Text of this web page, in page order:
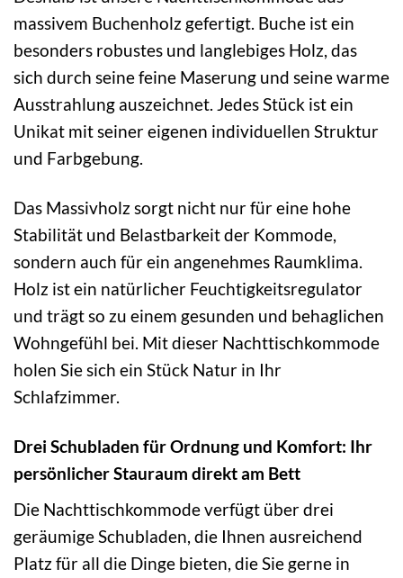
massivem Buchenholz gefertigt. Buche ist ein
besonders robustes und langlebiges Holz, das
sich durch seine feine Maserung und seine warme
Ausstrahlung auszeichnet. Jedes Stück ist ein
Unikat mit seiner eigenen individuellen Struktur
und Farbgebung.
Das Massivholz sorgt nicht nur für eine hohe
Stabilität und Belastbarkeit der Kommode,
sondern auch für ein angenehmes Raumklima.
Holz ist ein natürlicher Feuchtigkeitsregulator
und trägt so zu einem gesunden und behaglichen
Wohngefühl bei. Mit dieser Nachttischkommode
holen Sie sich ein Stück Natur in Ihr
Schlafzimmer.
Drei Schubladen für Ordnung und Komfort: Ihr
persönlicher Stauraum direkt am Bett
Die Nachttischkommode verfügt über drei
geräumige Schubladen, die Ihnen ausreichend
Platz für all die Dinge bieten, die Sie gerne in